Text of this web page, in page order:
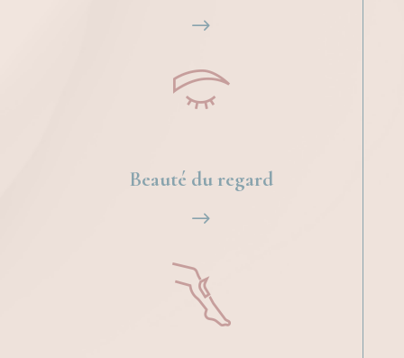
$
Beauté du regard
$